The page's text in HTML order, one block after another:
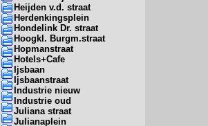
Heijden v.d. straat
Herdenkingsplein
Hondelink Dr. straat
Hoogkl. Burgm.straat
Hopmanstraat
Hotels+Cafe
Ijsbaan
Ijsbaanstraat
Industrie nieuw
Industrie oud
Juliana straat
Julianaplein